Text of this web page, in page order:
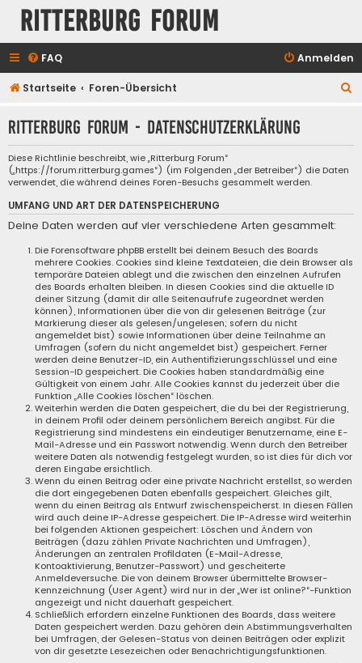
Ritterburg Forum
FAQ Anmelden
Startseite Foren-Übersicht
h
Ritterburg Forum - Datenschutzerklärung
Diese Richtlinie beschreibt, wie „Ritterburg Forum“
(„https://forum.ritterburg.games“) (im Folgenden „der Betreiber“) die Daten
verwendet, die während deines Foren-Besuchs gesammelt werden.
UMFANG UND ART DER DATENSPEICHERUNG
Deine Daten werden auf vier verschiedene Arten gesammelt:
Die Forensoftware phpBB erstellt bei deinem Besuch des Boards
mehrere Cookies. Cookies sind kleine Textdateien, die dein Browser als
temporäre Dateien ablegt und die zwischen den einzelnen Aufrufen
des Boards erhalten bleiben. In diesen Cookies sind die aktuelle ID
deiner Sitzung (damit dir alle Seitenaufrufe zugeordnet werden
können), Informationen über die von dir gelesenen Beiträge (zur
Markierung dieser als gelesen/ungelesen; sofern du nicht
angemeldet bist) sowie Informationen über deine Teilnahme an
Umfragen (sofern du nicht angemeldet bist) gespeichert. Ferner
werden deine Benutzer-ID, ein Authentifizierungsschlüssel und eine
Session-ID gespeichert. Die Cookies haben standardmäßig eine
Gültigkeit von einem Jahr. Alle Cookies kannst du jederzeit über die
Funktion „Alle Cookies löschen“ löschen.
Weiterhin werden die Daten gespeichert, die du bei der Registrierung,
in deinem Profil oder deinem persönlichem Bereich angibst. Für die
Registrierung sind mindestens ein eindeutiger Benutzername, eine E-
Mail-Adresse und ein Passwort notwendig. Wenn durch den Betreiber
weitere Daten als notwendig festgelegt wurden, so ist dies für dich vor
deren Eingabe ersichtlich.
Wenn du einen Beitrag oder eine private Nachricht erstellst, so werden
die dort eingegebenen Daten ebenfalls gespeichert. Gleiches gilt,
wenn du einen Beitrag als Entwurf zwischenspeicherst. In diesen Fällen
wird auch deine IP-Adresse gespeichert. Die IP-Adresse wird weiterhin
bei folgenden Aktionen gespeichert: Löschen und Ändern von
Beiträgen (dazu zählen Private Nachrichten und Umfragen),
Änderungen an zentralen Profildaten (E-Mail-Adresse,
Kontoaktivierung, Benutzer-Passwort) und gescheiterte
Anmeldeversuche. Die von deinem Browser übermittelte Browser-
Kennzeichnung (User Agent) wird nur in der „Wer ist online?“-Funktion
angezeigt und nicht dauerhaft gespeichert.
Schließlich erfordern einzelne Funktionen des Boards, dass weitere
Daten gespeichert werden. Dazu gehören dein Abstimmungsverhalten
bei Umfragen, der Gelesen-Status von deinen Beiträgen oder explizit
von dir gesetzte Lesezeichen oder Benachrichtigungsfunktionen.